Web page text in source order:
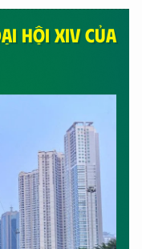
HỘI XIV CỦA